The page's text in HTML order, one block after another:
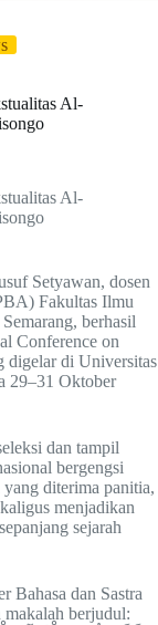
Al-
Al-
Setyawan, dosen
Fakultas Ilmu
berhasil
Conference on
digelar di Universitas
29–31 Oktober
dan tampil
bergengsi
diterima panitia,
menjadikan
sejarah
Bahasa dan Sastra
berjudul: